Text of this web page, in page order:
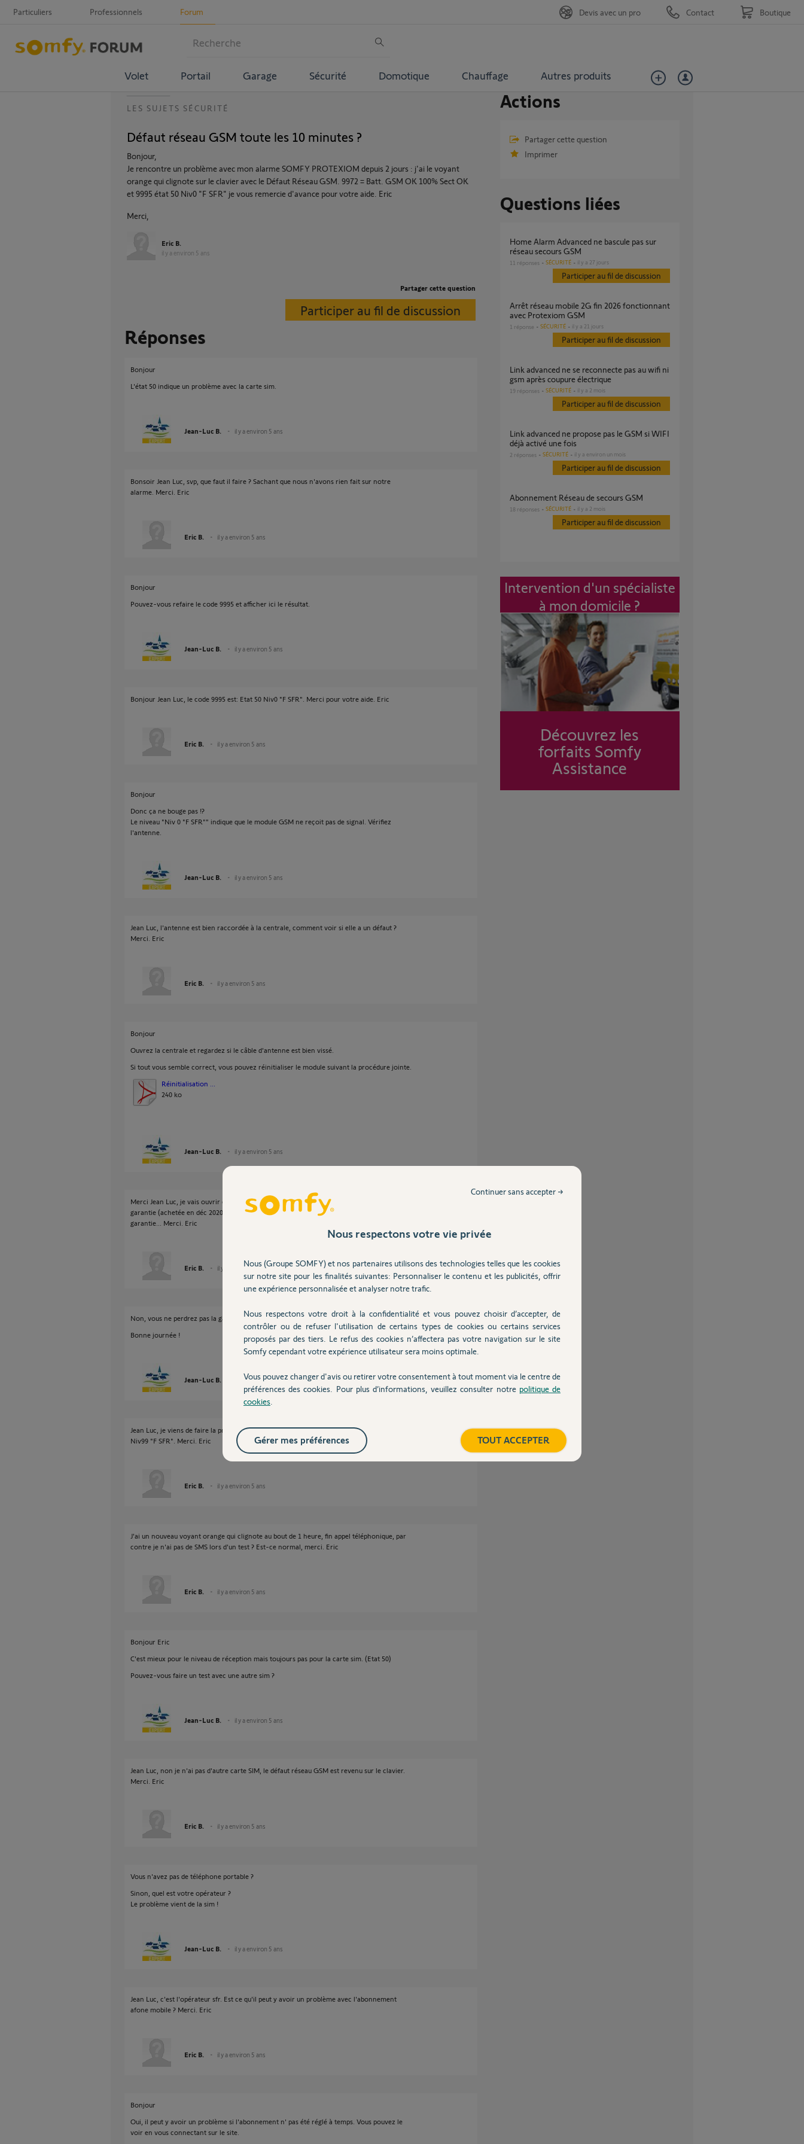
Particuliers Professionnels Forum
Volet Portail Garage Sécurité Domotique Chauffage Autres produits
Devis avec un pro Contact Boutique
LES SUJETS SÉCURITÉ
Défaut réseau GSM toute les 10 minutes ?
Bonjour,
Je rencontre un problème avec mon alarme SOMFY PROTEXIOM depuis 2 jours : j'ai le voyant
orange qui clignote sur le clavier avec le Défaut Réseau GSM. 9972 = Batt. GSM OK 100% Sect OK
et 9995 état 50 Niv0 "F SFR" je vous remercie d'avance pour votre aide. Eric
Merci,
Eric B.
il y a environ 5 ans
Partager cette question
Participer au fil de discussion
Réponses
Bonjour
L'état 50 indique un problème avec la carte sim.
Jean-Luc B. il y a environ 5 ans
Bonsoir Jean Luc, svp, que faut il faire ? Sachant que nous n'avons rien fait sur notre
alarme. Merci. Eric
Eric B. il y a environ 5 ans
Bonjour
Pouvez-vous refaire le code 9995 et afficher ici le résultat.
Jean-Luc B. il y a environ 5 ans
Bonjour Jean Luc, le code 9995 est: Etat 50 Niv0 "F SFR". Merci pour votre aide. Eric
Eric B. il y a environ 5 ans
Bonjour
Donc ça ne bouge pas !?
Le niveau "Niv 0 "F SFR"" indique que le module GSM ne reçoit pas de signal. Vérifiez
l'antenne.
Jean-Luc B. il y a environ 5 ans
Jean Luc, l'antenne est bien raccordée à la centrale, comment voir si elle a un défaut ?
Merci. Eric
Eric B. il y a environ 5 ans
Bonjour
Ouvrez la centrale et regardez si le câble d'antenne est bien vissé.
Si tout vous semble correct, vous pouvez réinitialiser le module suivant la procédure jointe.
Réinitialisation ...
240 ko
Jean-Luc B. il y a environ 5 ans
Merci Jean Luc, je vais ouvrir et regarder l'alarme, par contre, elle est encore sous
garantie (achetée en déc 2020), si je touche au module, est ce que je risque de perdre la
garantie... Merci. Eric
Eric B. il y a environ 5 ans
Non, vous ne perdrez pas la garantie si vous réinitialisez le module.
Bonne journée !
Jean-Luc B. il y a environ 5 ans
Jean Luc, je viens de faire la procédure complète et le paramètre 9995 est le suivant État 50
Niv99 "F SFR". Merci. Eric
Eric B. il y a environ 5 ans
J'ai un nouveau voyant orange qui clignote au bout de 1 heure, fin appel téléphonique, par
contre je n'ai pas de SMS lors d'un test ? Est-ce normal, merci. Eric
Eric B. il y a environ 5 ans
Bonjour Eric
C'est mieux pour le niveau de réception mais toujours pas pour la carte sim. (Etat 50)
Pouvez-vous faire un test avec une autre sim ?
Jean-Luc B. il y a environ 5 ans
Jean Luc, non je n'ai pas d'autre carte SIM, le défaut réseau GSM est revenu sur le clavier.
Merci. Eric
Eric B. il y a environ 5 ans
Vous n'avez pas de téléphone portable ?
Sinon, quel est votre opérateur ?
Le problème vient de la sim !
Jean-Luc B. il y a environ 5 ans
Jean Luc, c'est l'opérateur sfr. Est ce qu'il peut y avoir un problème avec l'abonnement
afone mobile ? Merci. Eric
Eric B. il y a environ 5 ans
Bonjour
Oui, il peut y avoir un problème si l'abonnement n' pas été réglé à temps. Vous pouvez le
voir en vous connectant sur le site.
Actions
Partager cette question
Imprimer
Questions liées
Home Alarm Advanced ne bascule pas sur
réseau secours GSM
11 réponses SÉCURITÉ il y a 27 jours
Participer au fil de discussion
Arrêt réseau mobile 2G fin 2026 fonctionnant
avec Protexiom GSM
1 réponse SÉCURITÉ il y a 21 jours
Participer au fil de discussion
Link advanced ne se reconnecte pas au wifi ni
gsm après coupure électrique
19 réponses SÉCURITÉ il y a 2 mois
Participer au fil de discussion
Link advanced ne propose pas le GSM si WIFI
déjà activé une fois
2 réponses SÉCURITÉ il y a environ un mois
Participer au fil de discussion
Abonnement Réseau de secours GSM
18 réponses SÉCURITÉ il y a 2 mois
Participer au fil de discussion
Intervention d'un spécialiste
à mon domicile ?
Découvrez les
forfaits Somfy
Assistance
Nous respectons votre vie privée
Nous (Groupe SOMFY) et nos partenaires utilisons des technologies telles que les cookies
sur notre site pour les finalités suivantes: Personnaliser le contenu et les publicités, offrir
une expérience personnalisée et analyser notre trafic.
Nous respectons votre droit à la confidentialité et vous pouvez choisir d’accepter, de
contrôler ou de refuser l'utilisation de certains types de cookies ou certains services
proposés par des tiers. Le refus des cookies n’affectera pas votre navigation sur le site
Somfy cependant votre expérience utilisateur sera moins optimale.
Vous pouvez changer d'avis ou retirer votre consentement à tout moment via le centre de
préférences des cookies. Pour plus d’informations, veuillez consulter notre politique de
cookies
Continuer sans accepter →
TOUT ACCEPTER
Gérer mes préférences